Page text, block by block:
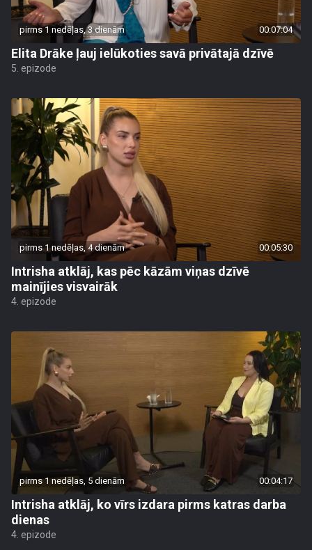
pirms 1 nedēļas, 3 dienām 00:07:04
Elita Drāke ļauj ielūkoties savā privātajā dzīvē
5. epizode
pirms 1 nedēļas, 4 dienām 00:05:30
Intrisha atklāj, kas pēc kāzām viņas dzīvē
mainījies visvairāk
4. epizode
pirms 1 nedēļas, 5 dienām 00:04:17
Intrisha atklāj, ko vīrs izdara pirms katras darba
dienas
4. epizode